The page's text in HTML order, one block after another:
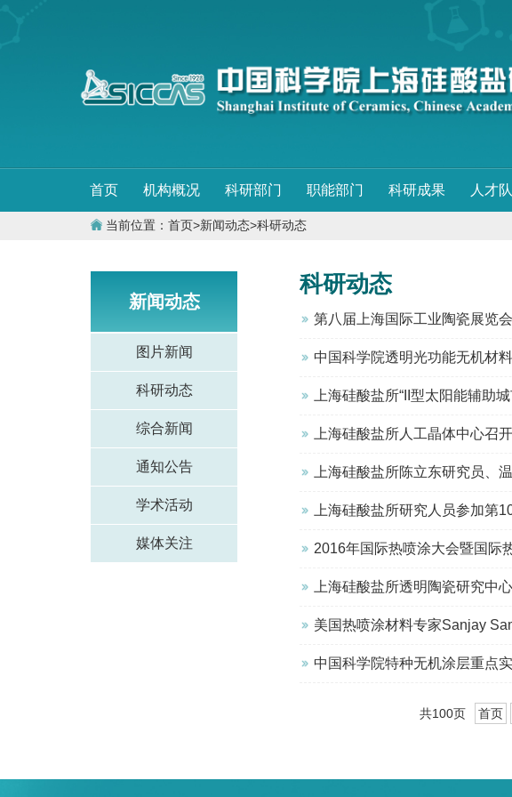
首页 机构概况 科研部门 职能部门 科研成果 人才
当前位置： 首页>新闻动态>科研动态
新闻动态
图片新闻
科研动态
综合新闻
通知公告
学术活动
媒体关注
科研动态
第八届上海国际工业陶瓷展览
中国科学院透明光功能无机材
上海硅酸盐所“II型太阳能辅助
上海硅酸盐所人工晶体中心召
上海硅酸盐所陈立东研究员、
上海硅酸盐所研究人员参加第
2016年国际热喷涂大会暨国际
上海硅酸盐所透明陶瓷研究中
美国热喷涂材料专家Sanjay
中国科学院特种无机涂层重点
共100页 首页